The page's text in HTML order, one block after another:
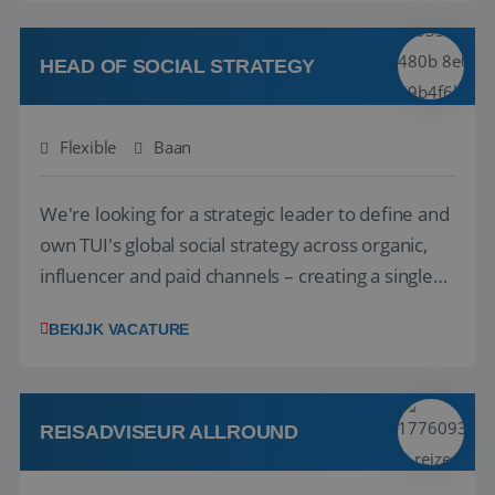
deze onderdelen zijn nu samen gevoegd...
HEAD OF SOCIAL STRATEGY
Flexible Baan
We're looking for a strategic leader to define and
own TUI's global social strategy across organic,
influencer and paid channels – creating a single
locally. The role will be published until 18 August
Attractive remuneration, discre...
BEKIJK VACATURE
REISADVISEUR ALLROUND